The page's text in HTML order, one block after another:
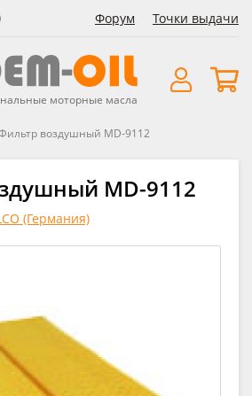
Форум Точки выдачи
моторные масла
воздушный MD-9112
MD-9112
(Германия)